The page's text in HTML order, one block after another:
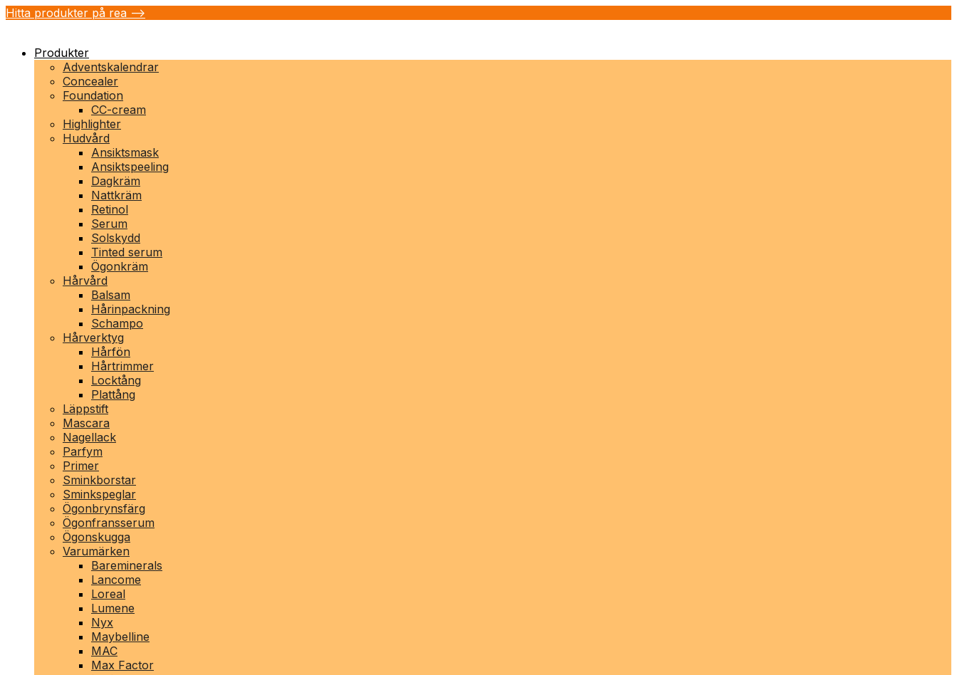
Hitta produkter på rea -->
Produkter
Adventskalendrar
Concealer
Foundation
CC-cream
Highlighter
Hudvård
Ansiktsmask
Ansiktspeeling
Dagkräm
Nattkräm
Retinol
Serum
Solskydd
Tinted serum
Ögonkräm
Hårvård
Balsam
Hårinpackning
Schampo
Hårverktyg
Hårfön
Hårtrimmer
Locktång
Plattång
Läppstift
Mascara
Nagellack
Parfym
Primer
Sminkborstar
Sminkspeglar
Ögonbrynsfärg
Ögonfransserum
Ögonskugga
Varumärken
Bareminerals
Lancome
Loreal
Lumene
Nyx
Maybelline
MAC
Max Factor